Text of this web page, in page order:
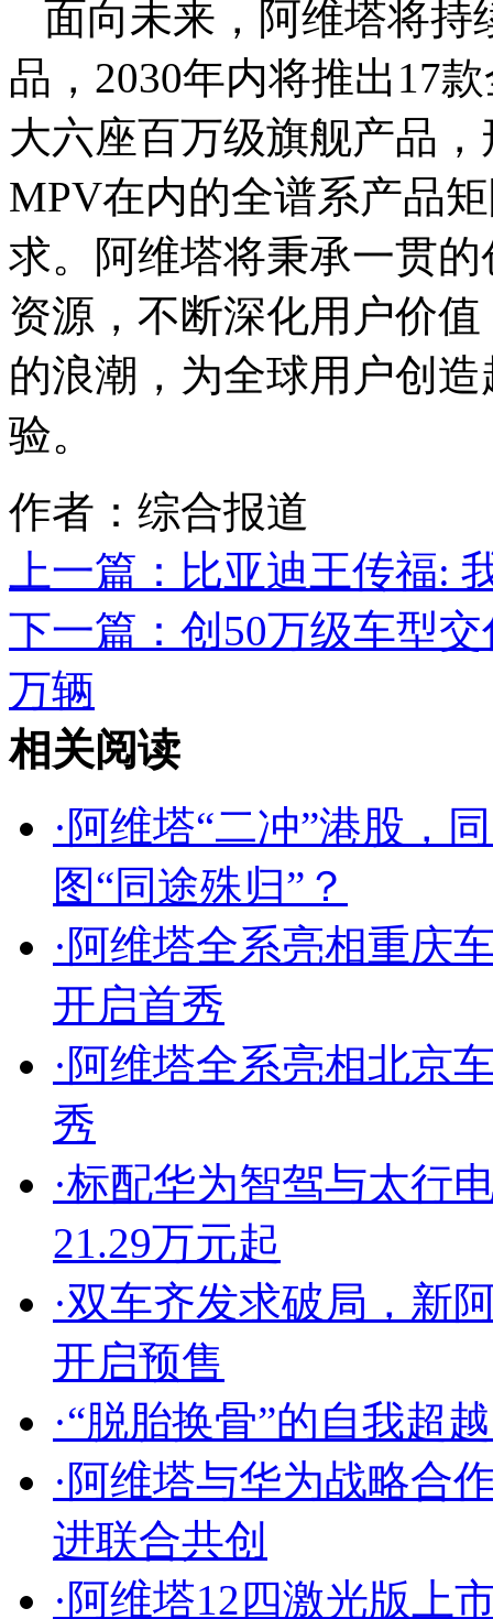
面向未来，阿维塔将持
品，2030年内将推出17
大六座百万级旗舰产品
MPV在内的全谱系产品
求。阿维塔将秉承一贯
资源，不断深化用户价
的浪潮，为全球用户创
验。
作者：综合报道
上一篇： 比亚迪王传福:
下一篇： 创50万级车型
万辆
相关阅读
·阿维塔“二冲”港股，
图“同途殊归”？
·阿维塔全系亮相重庆
开启首秀
·阿维塔全系亮相北京
秀
·标配华为智驾与太行
21.29万元起
·双车齐发求破局，新
开启预售
·“脱胎换骨”的自我超
·阿维塔与华为战略合
进联合共创
·阿维塔12四激光版上